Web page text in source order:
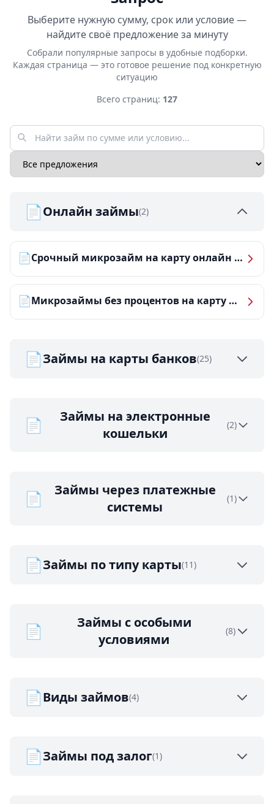
Выберите нужную сумму, срок или условие —
найдите своё предложение за минуту
Собрали популярные запросы в удобные подборки.
Каждая страница — это готовое решение под конкретную
ситуацию
Всего страниц: 127
📄Онлайн займы(2)
📄 Срочный микрозайм на карту онлайн — получить деньги за 5 минут
📄 Микрозаймы без процентов на карту — ТОП-10 за 2026 год
📄Займы на карты банков(25)
📄
Займы на электронные
кошельки
(2)
📄
Займы через платежные
системы
(1)
📄Займы по типу карты(11)
📄
Займы с особыми
условиями
(8)
📄Виды займов(4)
📄Займы под залог(1)